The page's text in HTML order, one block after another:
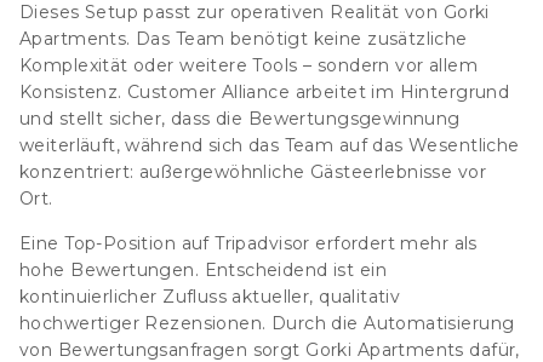
Dieses Setup passt zur operativen Realität von Gorki
Apartments. Das Team benötigt keine zusätzliche
Komplexität oder weitere Tools – sondern vor allem
Konsistenz. Customer Alliance arbeitet im Hintergrund
und stellt sicher, dass die Bewertungsgewinnung
weiterläuft, während sich das Team auf das Wesentliche
konzentriert: außergewöhnliche Gästeerlebnisse vor
Ort.
Eine Top-Position auf Tripadvisor erfordert mehr als
hohe Bewertungen. Entscheidend ist ein
kontinuierlicher Zufluss aktueller, qualitativ
hochwertiger Rezensionen. Durch die Automatisierung
von Bewertungsanfragen sorgt Gorki Apartments dafür,